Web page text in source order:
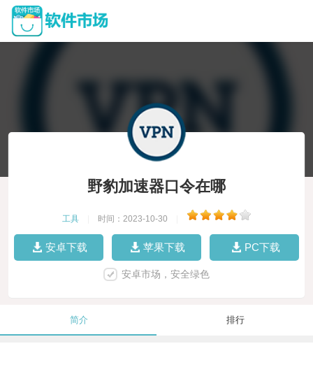
野豹加速器口令在哪
工具 时间：2023-10-30
安卓下载 苹果下载 PC下载
安卓市场，安全绿色
简介 排行